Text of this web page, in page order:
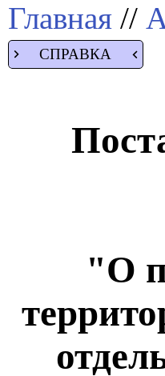
Главная //
СПРАВКА
"О